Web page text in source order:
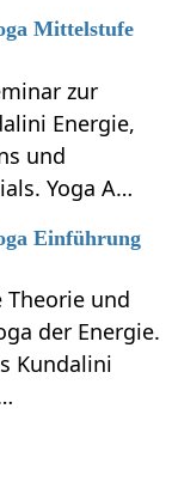
Mittelstufe
zur
Energie,
und
Yoga A…
Einführung
und
der Energie.
Kundalini